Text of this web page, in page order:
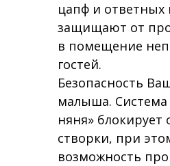
цапф и ответных
защищают от
в помещение
гостей.
Безопасность
малыша. Система
няня»
створки, при
возможность